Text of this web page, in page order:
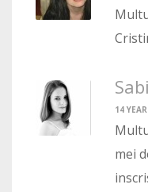
14
mei